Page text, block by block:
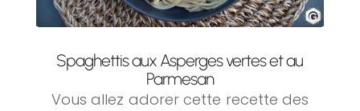
Spaghettis aux Asperges vertes et au
Parmesan
Vous allez adorer cette recette des